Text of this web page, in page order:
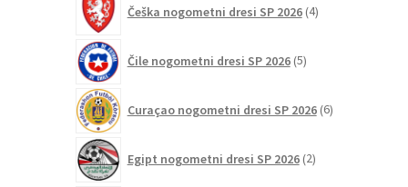
Češka nogometni dresi SP 2026 4izdelki
Čile nogometni dresi SP 2026 5izdelkov
Curaçao nogometni dresi SP 2026 6izdelkov
Egipt nogometni dresi SP 2026 2izdelka